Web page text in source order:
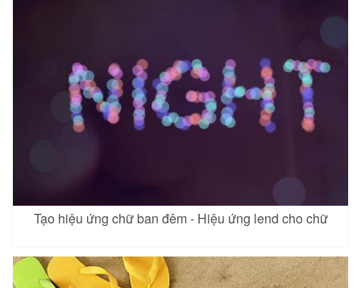
Tạo hiệu ứng chữ ban đêm - Hiệu ứng lend cho chữ